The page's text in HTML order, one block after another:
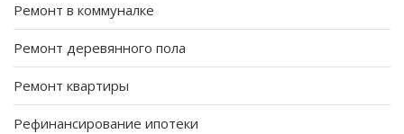
Ремонт в коммуналке
Ремонт деревянного пола
Ремонт квартиры
Рефинансирование ипотеки